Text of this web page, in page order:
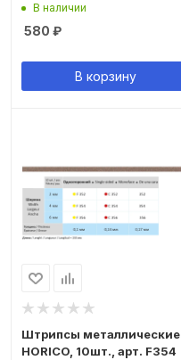
В наличии
580 ₽
В корзину
Штрипсы металлические
HORICO, 10шт., арт. F354